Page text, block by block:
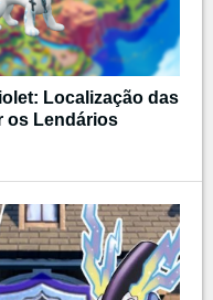
Localização das
os Lendários